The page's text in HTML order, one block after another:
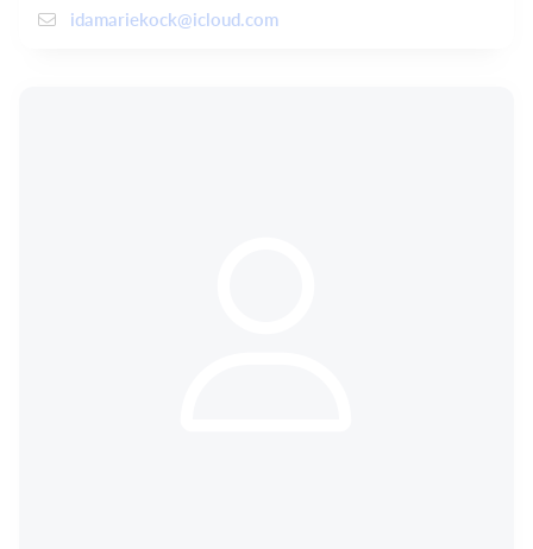
idamariekock@icloud.com